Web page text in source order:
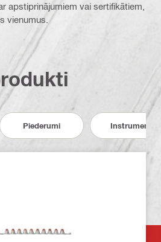
apstiprinājumiem vai sertifikātiem,
vienumus.
Piederumi Instrumenti